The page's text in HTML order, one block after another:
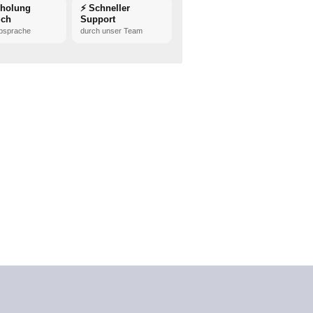
⚡ Schneller
Support
durch unser Team